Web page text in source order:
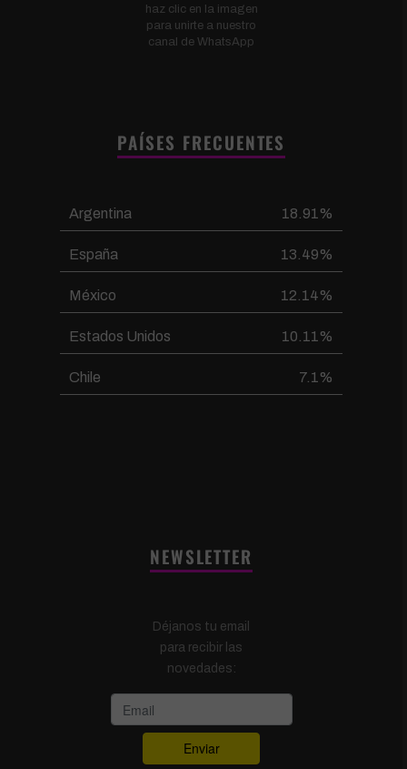
haz clic en la imagen
para unirte a nuestro
canal de WhatsApp
PAÍSES FRECUENTES
Argentina 18.91%
España 13.49%
México 12.14%
Estados Unidos 10.11%
Chile 7.1%
NEWSLETTER
Déjanos tu email
para recibir las
novedades: